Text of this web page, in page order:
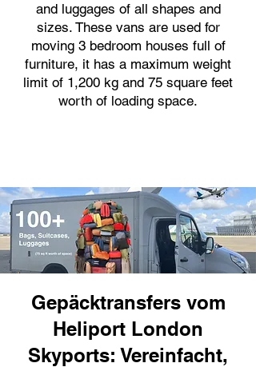
and luggages of all shapes and
sizes. These vans are used for
moving 3 bedroom houses full of
furniture, it has a maximum weight
limit of 1,200 kg and 75 square feet
worth of loading space.
Gepäcktransfers vom
Heliport London
Skyports: Vereinfacht,